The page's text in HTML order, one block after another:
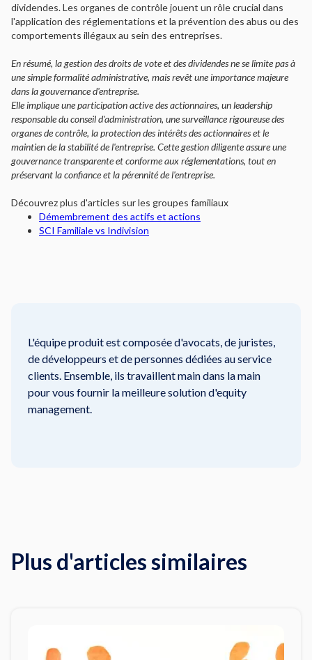
dividendes. Les organes de contrôle jouent un rôle crucial dans
l'application des réglementations et la prévention des abus ou des
comportements illégaux au sein des entreprises.
En résumé, la gestion des droits de vote et des dividendes ne se limite pas à
une simple formalité administrative, mais revêt une importance majeure
dans la gouvernance d'entreprise.
Elle implique une participation active des actionnaires, un leadership
responsable du conseil d'administration, une surveillance rigoureuse des
organes de contrôle, la protection des intérêts des actionnaires et le
maintien de la stabilité de l'entreprise. Cette gestion diligente assure une
gouvernance transparente et conforme aux réglementations, tout en
préservant la confiance et la pérennité de l'entreprise.
Découvrez plus d'articles sur les groupes familiaux
Démembrement des actifs et actions
SCI Familiale vs Indivision
L'équipe produit est composée d'avocats, de juristes,
de développeurs et de personnes dédiées au service
clients. Ensemble, ils travaillent main dans la main
pour vous fournir la meilleure solution d'equity
management.
Plus d'articles similaires